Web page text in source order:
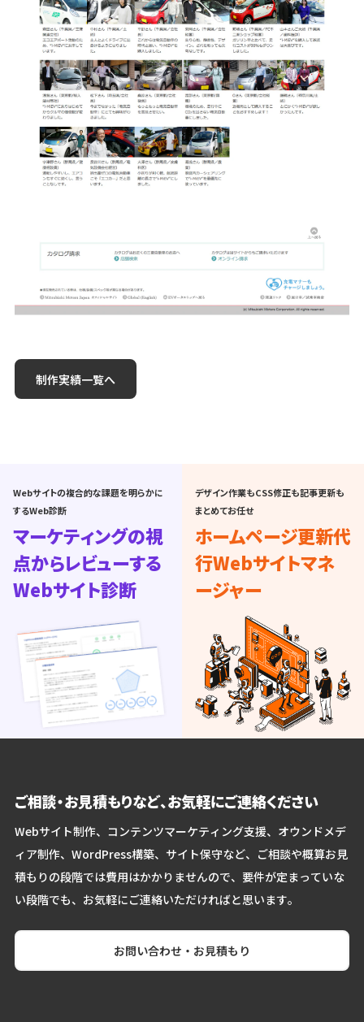
制作実績一覧へ
Webサイトの複合的な課題を明らかに
するWeb診断
マーケティングの視
点からレビューする
Webサイト診断
デザイン作業もCSS修正も記事更新も
まとめてお任せ
ホームページ更新代
行Webサイトマネ
ージャー
ご相談・お見積もりなど、お気軽にご連絡ください
Webサイト制作、コンテンツマーケティング支援、オウンドメデ
ィア制作、WordPress構築、サイト保守など、ご相談や概算お見
積もりの段階では費用はかかりませんので、要件が定まっていな
い段階でも、お気軽にご連絡いただければと思います。
お問い合わせ・お見積もり